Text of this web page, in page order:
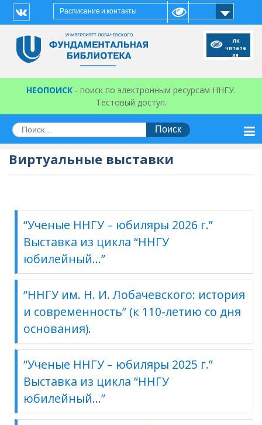
Перейти
Расписание и контакты
Vk
ЛК
читате
ля
НЕОПОИСК - поиск по электронным ресурсам ННГУ.
Тестовый доступ.
Искать:
Виртуальные выставки
“Ученые ННГУ – юбиляры 2026 г.”
Выставка из цикла “ННГУ
юбилейный…”
“ННГУ им. Н. И. Лобачевского: история
и современность” (к 110-летию со дня
основания).
“Ученые ННГУ – юбиляры 2025 г.”
Выставка из цикла “ННГУ
юбилейный…”